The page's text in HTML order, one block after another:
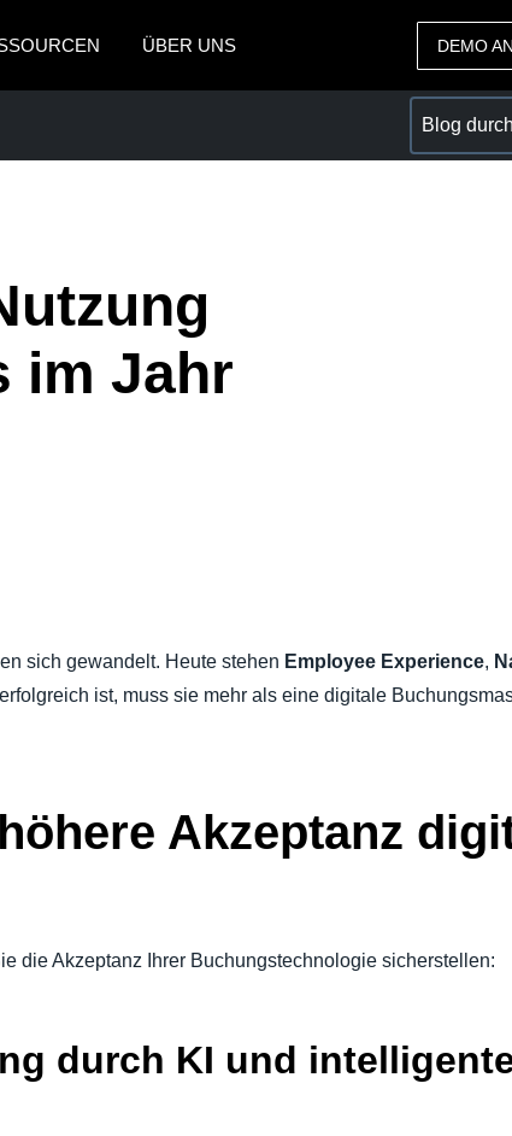
ÜBER UNS
(Español)
(Português) Nederlands (English)
Norway (English)
DEMO
im Jahr
sich gewandelt. Heute stehen Employee Experience,
ist, muss sie mehr als eine digitale
Akzeptanz
die Akzeptanz Ihrer Buchungstechnologie sicherstellen:
durch KI und